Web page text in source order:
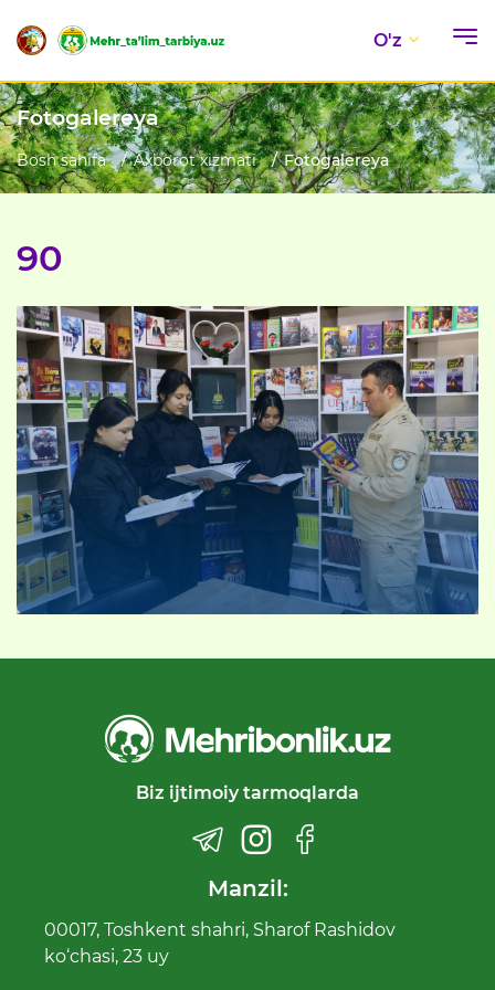
O'z
Fotogalereya
Bosh sahifa Axborot xizmati Fotogalereya
90
Biz ijtimoiy tarmoqlarda
Manzil:
00017, Toshkent shahri, Sharof Rashidov
ko‘chasi, 23 uy